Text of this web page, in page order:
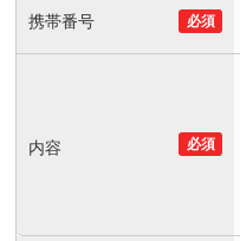
携帯番号 必須
内容 必須